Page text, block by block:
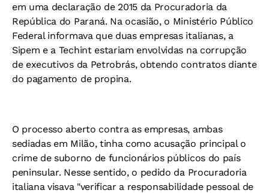
em uma declaração de 2015 da Procuradoria da
República do Paraná. Na ocasião, o Ministério Público
Federal informava que duas empresas italianas, a
Sipem e a Techint estariam envolvidas na corrupção
de executivos da Petrobrás, obtendo contratos diante
do pagamento de propina.
O processo aberto contra as empresas, ambas
sediadas em Milão, tinha como acusação principal o
crime de suborno de funcionários públicos do país
peninsular. Nesse sentido, o pedido da Procuradoria
italiana visava "verificar a responsabilidade pessoal de